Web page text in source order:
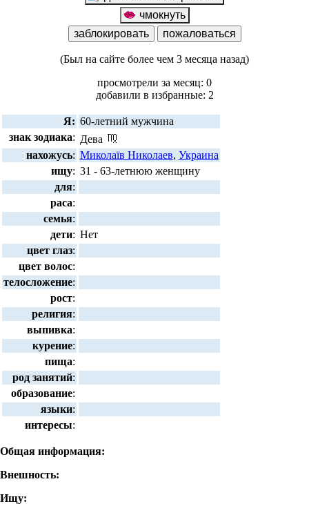
(Был на сайте более чем 3 месяца назад)
просмотрели за месяц: 0
добавили в избранные: 2
Я: 60-летний мужчина
знак зодиака: Дева
нахожусь: Миколаїв Николаев, Украина
ищу: 31 - 63-летнюю женщину
для:
раса:
семья:
дети: Нет
цвет глаз:
цвет волос:
телосложение:
рост:
религия:
выпивка:
курение:
пища:
род занятий:
образование:
языки:
интересы:
Общая информация:
Внешность:
Ищу: